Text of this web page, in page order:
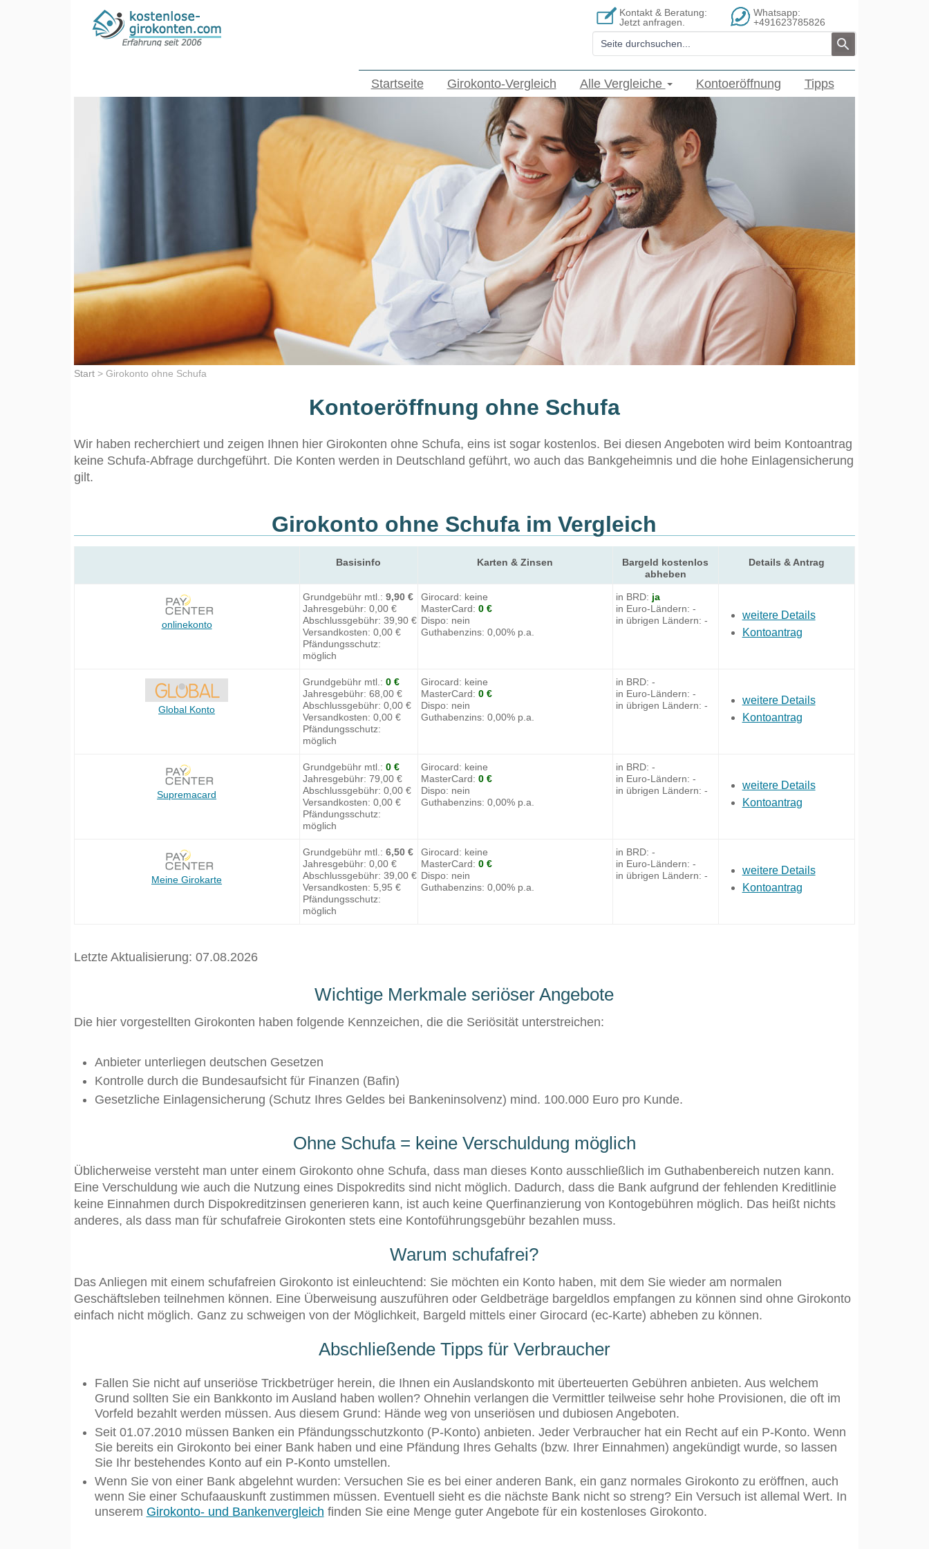
Kontakt & Beratung:
Jetzt anfragen.
Whatsapp:
+491623785826
Startseite Girokonto-Vergleich Alle Vergleiche Kontoeröffnung Tipps
Start> Girokonto ohne Schufa
Kontoeröffnung ohne Schufa
Wir haben recherchiert und zeigen Ihnen hier Girokonten ohne Schufa, eins ist sogar kostenlos. Bei diesen Angeboten wird beim Kontoantrag
keine Schufa-Abfrage durchgeführt. Die Konten werden in Deutschland geführt, wo auch das Bankgeheimnis und die hohe Einlagensicherung
gilt.
Girokonto ohne Schufa im Vergleich
Basisinfo Karten & Zinsen
Bargeld kostenlos
abheben
Details & Antrag
onlinekonto
Grundgebühr mtl.: 9,90 €
Jahresgebühr: 0,00 €
Abschlussgebühr: 39,90 €
Versandkosten: 0,00 €
Pfändungsschutz:
möglich
Girocard: keine
MasterCard: 0 €
Dispo: nein
Guthabenzins: 0,00% p.a.
in BRD: ja
in Euro-Ländern: -
in übrigen Ländern: -
weitere Details
Kontoantrag
Global Konto
Grundgebühr mtl.: 0 €
Jahresgebühr: 68,00 €
Abschlussgebühr: 0,00 €
Versandkosten: 0,00 €
Pfändungsschutz:
möglich
Girocard: keine
MasterCard: 0 €
Dispo: nein
Guthabenzins: 0,00% p.a.
in BRD: -
in Euro-Ländern: -
in übrigen Ländern: -
weitere Details
Kontoantrag
Supremacard
Grundgebühr mtl.: 0 €
Jahresgebühr: 79,00 €
Abschlussgebühr: 0,00 €
Versandkosten: 0,00 €
Pfändungsschutz:
möglich
Girocard: keine
MasterCard: 0 €
Dispo: nein
Guthabenzins: 0,00% p.a.
in BRD: -
in Euro-Ländern: -
in übrigen Ländern: -
weitere Details
Kontoantrag
Meine Girokarte
Grundgebühr mtl.: 6,50 €
Jahresgebühr: 0,00 €
Abschlussgebühr: 39,00 €
Versandkosten: 5,95 €
Pfändungsschutz:
möglich
Girocard: keine
MasterCard: 0 €
Dispo: nein
Guthabenzins: 0,00% p.a.
in BRD: -
in Euro-Ländern: -
in übrigen Ländern: -
weitere Details
Kontoantrag
Letzte Aktualisierung: 07.08.2026
Wichtige Merkmale seriöser Angebote
Die hier vorgestellten Girokonten haben folgende Kennzeichen, die die Seriösität unterstreichen:
Anbieter unterliegen deutschen Gesetzen
Kontrolle durch die Bundesaufsicht für Finanzen (Bafin)
Gesetzliche Einlagensicherung (Schutz Ihres Geldes bei Bankeninsolvenz) mind. 100.000 Euro pro Kunde.
Ohne Schufa = keine Verschuldung möglich
Üblicherweise versteht man unter einem Girokonto ohne Schufa, dass man dieses Konto ausschließlich im Guthabenbereich nutzen kann.
Eine Verschuldung wie auch die Nutzung eines Dispokredits sind nicht möglich. Dadurch, dass die Bank aufgrund der fehlenden Kreditlinie
keine Einnahmen durch Dispokreditzinsen generieren kann, ist auch keine Querfinanzierung von Kontogebühren möglich. Das heißt nichts
anderes, als dass man für schufafreie Girokonten stets eine Kontoführungsgebühr bezahlen muss.
Warum schufafrei?
Das Anliegen mit einem schufafreien Girokonto ist einleuchtend: Sie möchten ein Konto haben, mit dem Sie wieder am normalen
Geschäftsleben teilnehmen können. Eine Überweisung auszuführen oder Geldbeträge bargeldlos empfangen zu können sind ohne Girokonto
einfach nicht möglich. Ganz zu schweigen von der Möglichkeit, Bargeld mittels einer Girocard (ec-Karte) abheben zu können.
Abschließende Tipps für Verbraucher
Fallen Sie nicht auf unseriöse Trickbetrüger herein, die Ihnen ein Auslandskonto mit überteuerten Gebühren anbieten. Aus welchem
Grund sollten Sie ein Bankkonto im Ausland haben wollen? Ohnehin verlangen die Vermittler teilweise sehr hohe Provisionen, die oft im
Vorfeld bezahlt werden müssen. Aus diesem Grund: Hände weg von unseriösen und dubiosen Angeboten.
Seit 01.07.2010 müssen Banken ein Pfändungsschutzkonto (P-Konto) anbieten. Jeder Verbraucher hat ein Recht auf ein P-Konto. Wenn
Sie bereits ein Girokonto bei einer Bank haben und eine Pfändung Ihres Gehalts (bzw. Ihrer Einnahmen) angekündigt wurde, so lassen
Sie Ihr bestehendes Konto auf ein P-Konto umstellen.
Wenn Sie von einer Bank abgelehnt wurden: Versuchen Sie es bei einer anderen Bank, ein ganz normales Girokonto zu eröffnen, auch
wenn Sie einer Schufaauskunft zustimmen müssen. Eventuell sieht es die nächste Bank nicht so streng? Ein Versuch ist allemal Wert. In
unserem Girokonto- und Bankenvergleich finden Sie eine Menge guter Angebote für ein kostenloses Girokonto.